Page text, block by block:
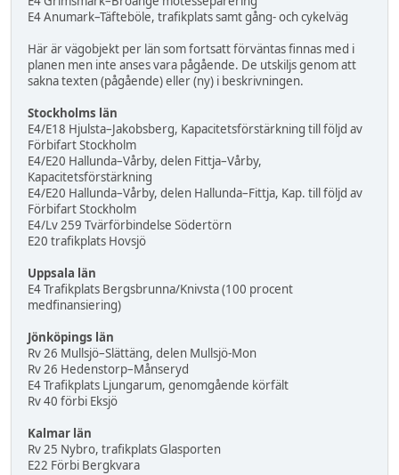
E4 Anumark–Täfteböle, trafikplats samt gång- och cykelväg
Här är vägobjekt per län som fortsatt förväntas finnas med i
planen men inte anses vara pågående. De utskiljs genom att
sakna texten (pågående) eller (ny) i beskrivningen.
Stockholms län
E4/E18 Hjulsta–Jakobsberg, Kapacitetsförstärkning till följd av
Förbifart Stockholm
E4/E20 Hallunda–Vårby, delen Fittja–Vårby,
Kapacitetsförstärkning
E4/E20 Hallunda–Vårby, delen Hallunda–Fittja, Kap. till följd av
Förbifart Stockholm
E4/Lv 259 Tvärförbindelse Södertörn
E20 trafikplats Hovsjö
Uppsala län
E4 Trafikplats Bergsbrunna/Knivsta (100 procent
medfinansiering)
Jönköpings län
Rv 26 Mullsjö–Slättäng, delen Mullsjö-Mon
Rv 26 Hedenstorp–Månseryd
E4 Trafikplats Ljungarum, genomgående körfält
Rv 40 förbi Eksjö
Kalmar län
Rv 25 Nybro, trafikplats Glasporten
E22 Förbi Bergkvara